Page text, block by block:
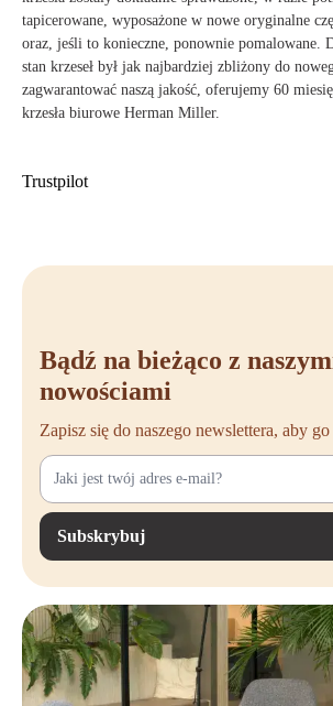
Nowoczesny i elegancki design –
luksusowy i profesjonalny wygląd.
tapicerowane, wyposażone w nowe oryginalne
oraz, jeśli to konieczne, ponownie pomalowane.
stan krzeseł był jak najbardziej zbliżony do
zagwarantować naszą jakość, oferujemy 60
krzesła biurowe Herman Miller.
Trustpilot
Bądź na bieżąco z
nowościami
Zapisz się do naszego newslettera, aby
Subskrybuj